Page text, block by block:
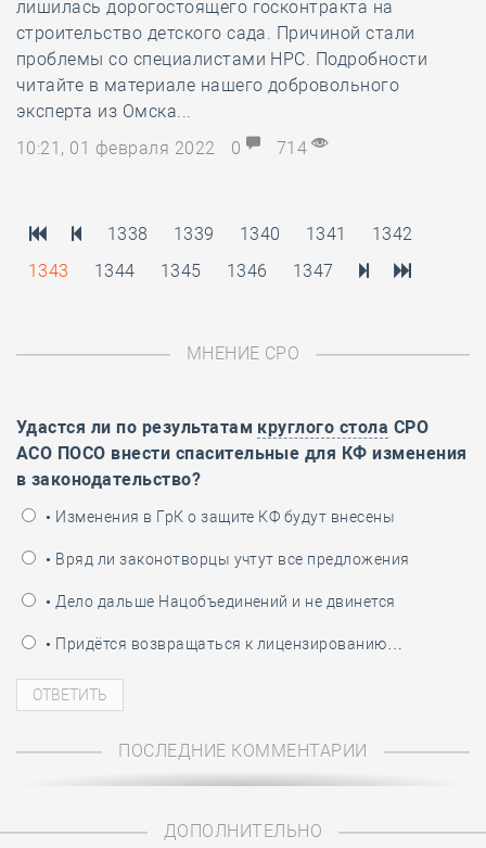
лишилась дорогостоящего госконтракта на
строительство детского сада. Причиной стали
проблемы со специалистами НРС. Подробности
читайте в материале нашего добровольного
эксперта из Омска...
10:21, 01 февраля 2022
0 714
1338 1339 1340 1341
1342
1343
1344 1345 1346 1347
МНЕНИЕ СРО
Удастся ли по результатам круглого стола СРО
АСО ПОСО внести спасительные для КФ изменения
в законодательство?
• Изменения в ГрК о защите КФ будут внесены
• Вряд ли законотворцы учтут все предложения
• Дело дальше Нацобъединений и не двинется
• Придётся возвращаться к лицензированию…
ПОСЛЕДНИЕ КОММЕНТАРИИ
ДОПОЛНИТЕЛЬНО